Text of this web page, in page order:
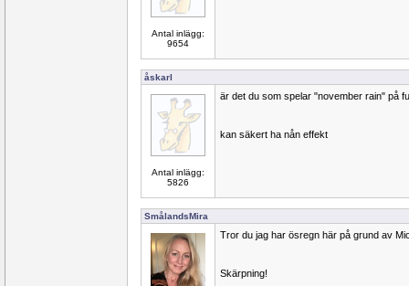
Antal inlägg:
9654
åskarl
Antal inlägg:
5826
är det du som spelar "november rain" på
kan säkert ha nån effekt
SmålandsMira
Tror du jag har ösregn här på grund av
Skärpning!